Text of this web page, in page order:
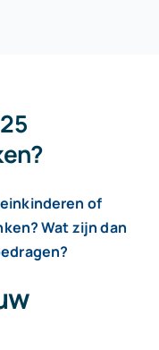
of
Wat zijn dan